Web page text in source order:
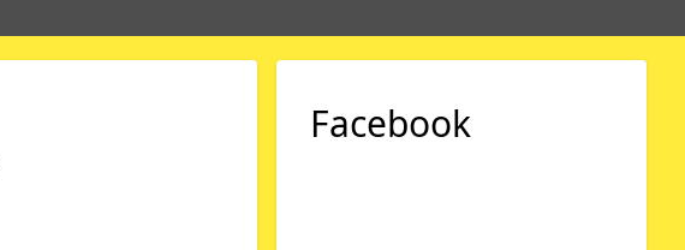
Facebook